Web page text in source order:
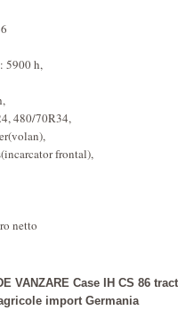
5900 h,
480/70R34,
frontal),
netto
VANZARE Case IH CS 86
import Germania